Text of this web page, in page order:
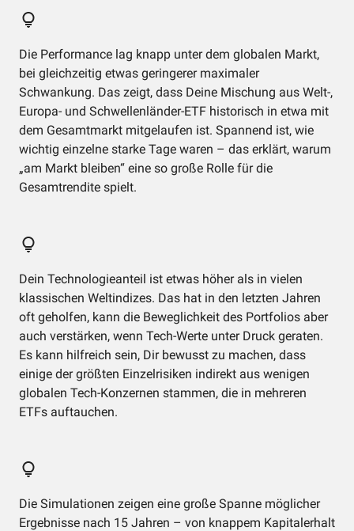
Die Performance lag knapp unter dem globalen Markt,
bei gleichzeitig etwas geringerer maximaler
Schwankung. Das zeigt, dass Deine Mischung aus Welt-,
Europa- und Schwellenländer-ETF historisch in etwa mit
dem Gesamtmarkt mitgelaufen ist. Spannend ist, wie
wichtig einzelne starke Tage waren – das erklärt, warum
„am Markt bleiben“ eine so große Rolle für die
Gesamtrendite spielt.
Dein Technologieanteil ist etwas höher als in vielen
klassischen Weltindizes. Das hat in den letzten Jahren
oft geholfen, kann die Beweglichkeit des Portfolios aber
auch verstärken, wenn Tech-Werte unter Druck geraten.
Es kann hilfreich sein, Dir bewusst zu machen, dass
einige der größten Einzelrisiken indirekt aus wenigen
globalen Tech-Konzernen stammen, die in mehreren
ETFs auftauchen.
Die Simulationen zeigen eine große Spanne möglicher
Ergebnisse nach 15 Jahren – von knappem Kapitalerhalt